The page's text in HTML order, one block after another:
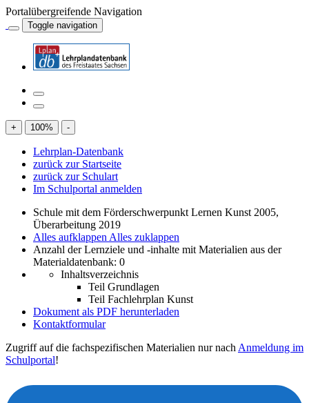
Portalübergreifende Navigation
Toggle navigation
+ 100% -
Lehrplan-Datenbank
zurück zur Startseite
zurück zur Schulart
Im Schulportal anmelden
Schule mit dem Förderschwerpunkt Lernen Kunst 2005,
Überarbeitung 2019
Alles aufklappen Alles zuklappen
Anzahl der Lernziele und -inhalte mit Materialien aus der
Materialdatenbank: 0
Inhaltsverzeichnis
Teil Grundlagen
Teil Fachlehrplan Kunst
Dokument als PDF herunterladen
Kontaktformular
Zugriff auf die fachspezifischen Materialien nur nach Anmeldung im
Schulportal!